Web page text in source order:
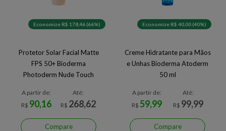
Economize R$ 178,46 (66%)
Protetor Solar Facial Matte
FPS 50+ Bioderma
Photoderm Nude Touch
A partir de:
R$ 90,16
Até:
R$ 268,62
Compare
Economize R$ 40,00 (40%)
Creme Hidratante para Mãos
e Unhas Bioderma Atoderm
50 ml
A partir de:
R$59,99
Até:
R$ 99,99
Compare